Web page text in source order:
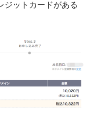
ジットカードがある